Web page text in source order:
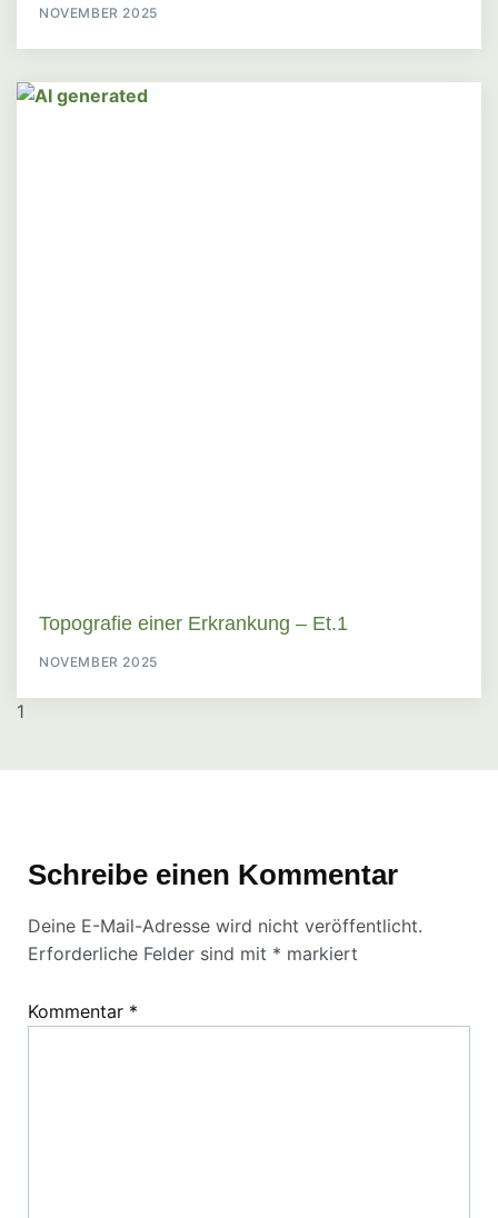
NOVEMBER 2025
Topografie einer Erkrankung – Et.1
NOVEMBER 2025
Schreibe einen Kommentar
Deine E-Mail-Adresse wird nicht veröffentlicht.
Erforderliche Felder sind mit * markiert
Kommentar *